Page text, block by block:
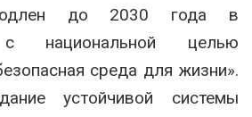
до 2030 года в
с национальной целью
среда для жизни».
устойчивой системы